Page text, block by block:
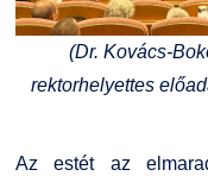
(Dr. Kovács-
rektorhelyettes
Az estét az